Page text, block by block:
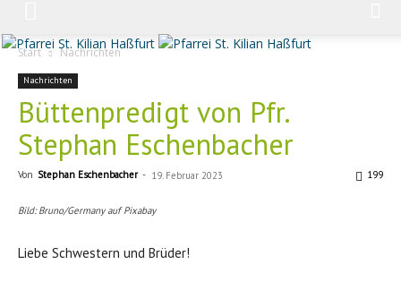
Start Nachrichten
Nachrichten
Büttenpredigt von Pfr.
Stephan Eschenbacher
Von Stephan Eschenbacher - 19. Februar 2023 199
Bild: Bruno/Germany auf Pixabay
Liebe Schwestern und Brüder!